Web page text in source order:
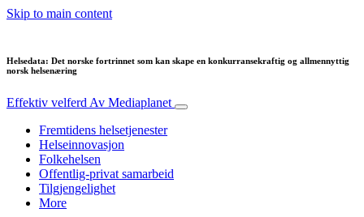
Skip to main content
Helsedata: Det norske fortrinnet som kan skape en konkurransekraftig og allmennyttig
norsk helsenæring
Effektiv velferd Av Mediaplanet
Fremtidens helsetjenester
Helseinnovasjon
Folkehelsen
Offentlig-privat samarbeid
Tilgjengelighet
More